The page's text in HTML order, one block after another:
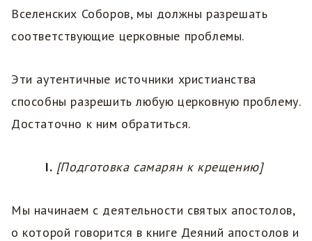
Вселенских Соборов, мы должны разрешать
соответствующие церковные проблемы.
Эти аутентичные источники христианства
способны разрешить любую церковную проблему.
Достаточно к ним обратиться.
I. [Подготовка самарян к крещению]
Мы начинаем с деятельности святых апостолов,
о которой говорится в книге Деяний апостолов и